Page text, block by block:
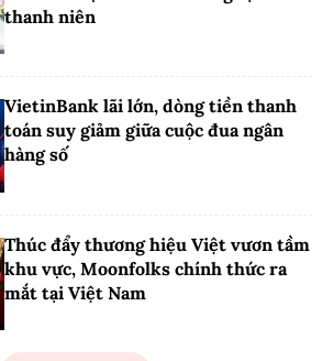
thanh niên
VietinBank lãi lớn, dòng tiền thanh
toán suy giảm giữa cuộc đua ngân
hàng số
Thúc đẩy thương hiệu Việt vươn tầm
khu vực, Moonfolks chính thức ra
mắt tại Việt Nam